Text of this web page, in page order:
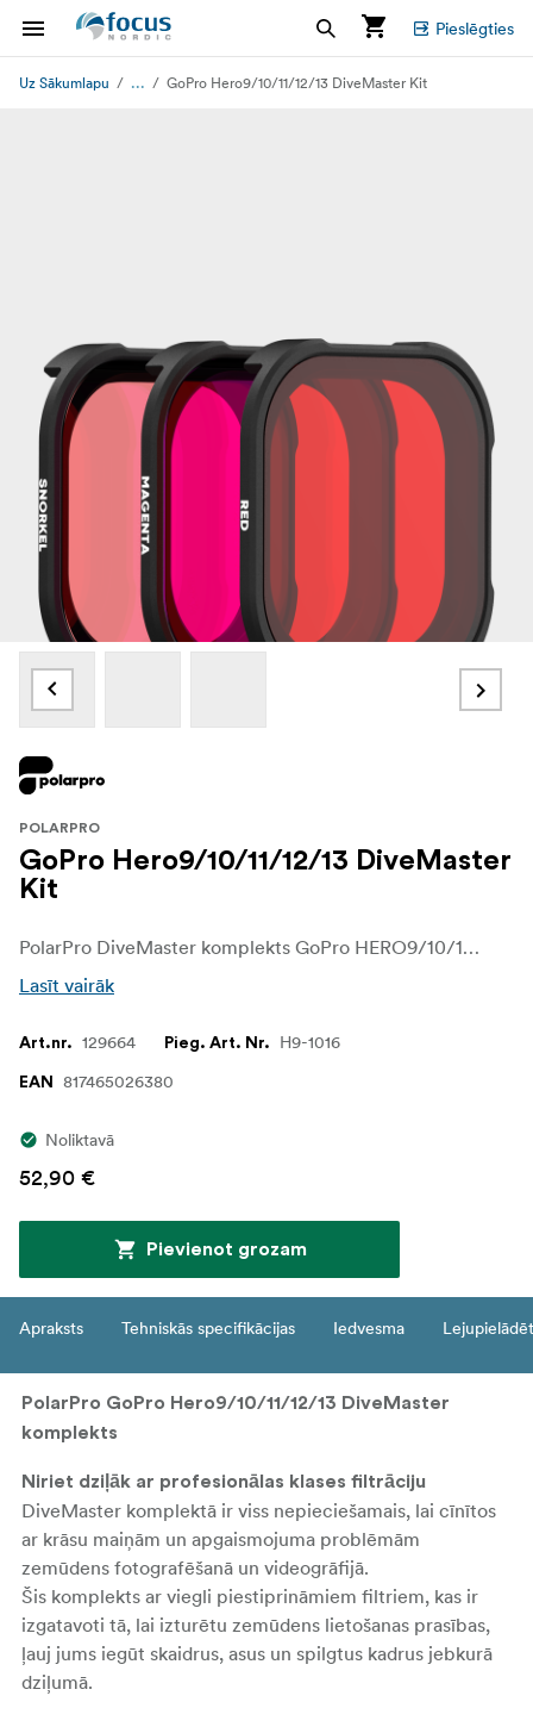
Pieslēgties
Uz Sākumlapu ... GoPro Hero9/10/11/12/13 DiveMaster Kit
POLARPRO
GoPro Hero9/10/11/12/13 DiveMaster
Kit
PolarPro DiveMaster komplekts GoPro HERO9/10/11/12/13 ir labākais zemūdens filtru risinājums, lai uzņemtu spilgtus, augstas kvalitātes kadrus zem ūdens virsmas. Šis komplekts ir īpaši izstrādāts dziļūdens piedzīvojumiem, un tas nodrošina virkni būtisku filtru, kas uzlabo krāsu precizitāti un skaidrību dažādos zemūdens apstākļos. Neatkarīgi no tā, vai snorkelējat seklos ūdeņos vai nirstat zilajos dziļumos, DiveMaster komplekts nodrošina, ka katrs kadrs ir perfekti eksponēts un detalizēts.
Lasīt vairāk
Art.nr. 129664 Pieg. Art. Nr. H9-1016
EAN 817465026380
Noliktavā
52,90 €
Pievienot grozam
Apraksts Tehniskās specifikācijas Iedvesma Lejupielādēt
PolarPro GoPro Hero9/10/11/12/13 DiveMaster
komplekts
Niriet dziļāk ar profesionālas klases filtrāciju
DiveMaster komplektā ir viss nepieciešamais, lai cīnītos
ar krāsu maiņām un apgaismojuma problēmām
zemūdens fotografēšanā un videogrāfijā.
Šis komplekts ar viegli piestiprināmiem filtriem, kas ir
izgatavoti tā, lai izturētu zemūdens lietošanas prasības,
ļauj jums iegūt skaidrus, asus un spilgtus kadrus jebkurā
dziļumā.